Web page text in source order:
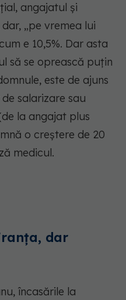
angajatul și
„pe vremea lui
e 10,5%. Dar asta
să se oprească puțin
este de ajuns
salarizare sau
la angajat plus
o creștere de 20
medicul.
dar
încasările la